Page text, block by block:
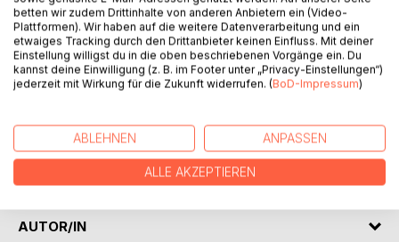
Johannes Haase schreibt Gedichte, die aus der Seele
AUTOR/IN
betten wir zudem Drittinhalte von anderen Anbietern ein (Video-
Plattformen). Wir haben auf die weitere Datenverarbeitung und ein
etwaiges Tracking durch den Drittanbieter keinen Einfluss. Mit deiner
Einstellung willigst du in die oben beschriebenen Vorgänge ein. Du
kannst deine Einwilligung (z. B. im Footer unter „Privacy-Einstellungen“)
jederzeit mit Wirkung für die Zukunft widerrufen. (BoD-Impressum)
ABLEHNEN ANPASSEN
ALLE AKZEPTIEREN